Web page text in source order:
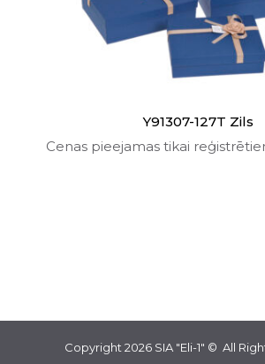
Y91307-127T Zils
Cenas pieejamas tikai
Copyright 2026 SIA "Eli-1" © All